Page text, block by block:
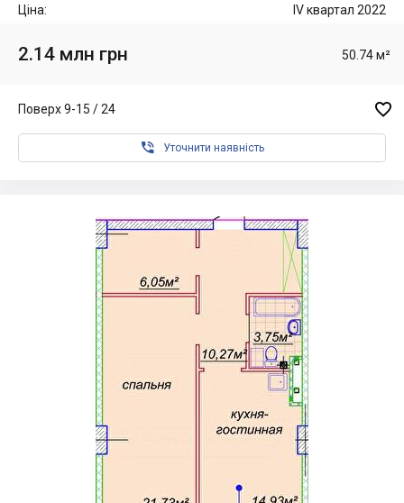
Ціна: IV квартал 2022
2.14 млн грн 50.74 м²
Поверх 9-15 / 24 
 Уточнити наявність